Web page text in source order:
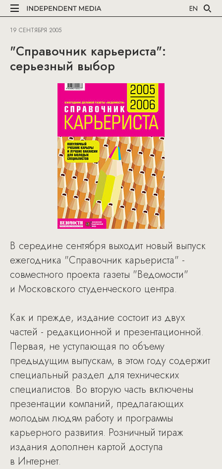
EN
19 СЕНТЯБРЯ 2005
"Справочник карьериста":
серьезный выбор
В середине сентября выходит новый выпуск
ежегодника "Справочник карьериста" -
совместного проекта газеты "Ведомости"
и Московского студенческого центра.
Как и прежде, издание состоит из двух
частей - редакционной и презентационной.
Первая, не уступающая по объему
предыдущим выпускам, в этом году содержит
специальный раздел для технических
специалистов. Во вторую часть включены
презентации компаний, предлагающих
молодым людям работу и программы
карьерного развития. Розничный тираж
издания дополнен картой доступа
в Интернет.